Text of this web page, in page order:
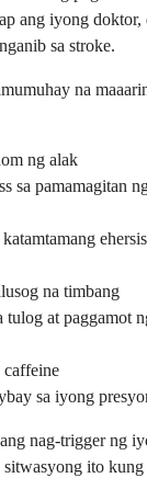
ang iyong
sa stroke.
na
ng alak
sa pamamagitan
na timbang
tulog at paggamot
caffeine
sa iyong
nag-trigger ng
ito